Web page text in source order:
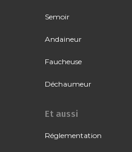
Semoir
Andaineur
Faucheuse
Déchaumeur
Et aussi
Réglementation